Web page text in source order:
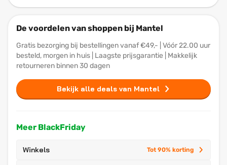
De voordelen van shoppen bij Mantel
Gratis bezorging bij bestellingen vanaf €49,- | Vóór 22.00 uur
besteld, morgen in huis | Laagste prijsgarantie | Makkelijk
retourneren binnen 30 dagen
Bekijk alle deals van Mantel
Meer BlackFriday
Winkels Tot 90% korting